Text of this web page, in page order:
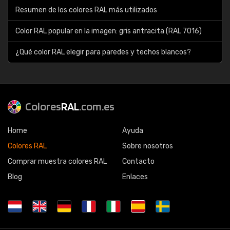
Resumen de los colores RAL más utilizados
Color RAL popular en la imagen: gris antracita (RAL 7016)
¿Qué color RAL elegir para paredes y techos blancos?
ColoresRAL.com.es
Home
Colores RAL
Comprar muestra colores RAL
Blog
Ayuda
Sobre nosotros
Contacto
Enlaces